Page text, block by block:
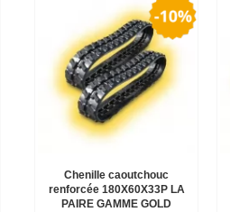
Chenille caoutchouc
renforcée 180X60X33P LA
PAIRE GAMME GOLD